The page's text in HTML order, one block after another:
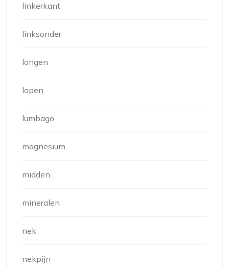
linkerkant
linksonder
longen
lopen
lumbago
magnesium
midden
mineralen
nek
nekpijn